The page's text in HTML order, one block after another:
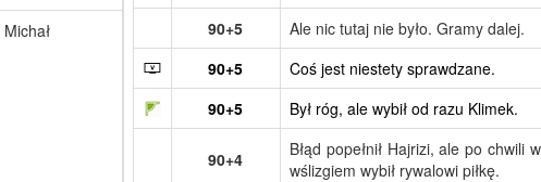
90+5
Ale nic tutaj nie było. Gramy dalej.
90+5
Coś jest niestety sprawdzane.
90+5
Był róg, ale wybił od razu Klimek.
90+4
Błąd popełnił Hajrizi, ale po chwili
wślizgiem wybił rywalowi piłkę.
Michał